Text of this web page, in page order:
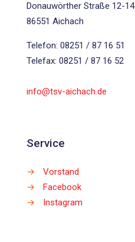
Donauwörther Straße 12-14
86551 Aichach
Telefon: 08251 / 87 16 51
Telefax: 08251 / 87 16 52
info@tsv-aichach.de
Service
→
Vorstand
→
Facebook
→
Instagram